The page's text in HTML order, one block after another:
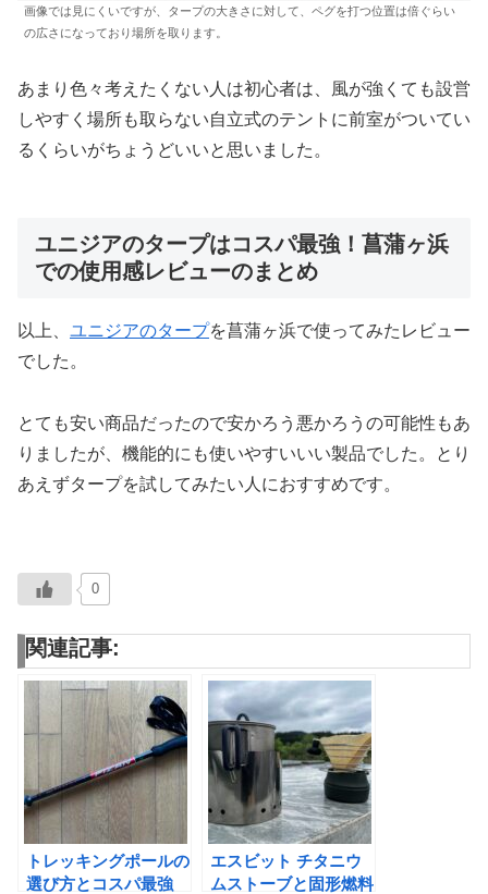
画像では見にくいですが、タープの大きさに対して、ペグを打つ位置は倍ぐらい
の広さになっており場所を取ります。
あまり色々考えたくない人は初心者は、風が強くても設営
しやすく場所も取らない自立式のテントに前室がついてい
るくらいがちょうどいいと思いました。
ユニジアのタープはコスパ最強！菖蒲ヶ浜
での使用感レビューのまとめ
以上、 ユニジアのタープを菖蒲ヶ浜で使ってみたレビュー
でした。
とても安い商品だったので安かろう悪かろうの可能性もあ
りましたが、機能的にも使いやすいいい製品でした。とり
あえずタープを試してみたい人におすすめです。
0
関連記事:
トレッキングポールの
選び方とコスパ最強
エスビット チタニウ
ムストーブと固形燃料